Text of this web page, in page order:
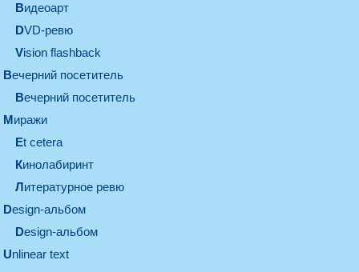
видеоарт
DVD-ревю
Vision flashback
вечерний посетитель
вечерний посетитель
миражи
et cetera
кинолабиринт
литературное ревю
design-альбом
design-альбом
unlinear text